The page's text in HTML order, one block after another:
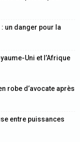
: un danger pour la
Uni et l’Afrique
robe d’avocate après
entre puissances